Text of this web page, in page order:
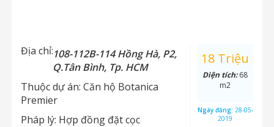
Địa chỉ:108-112B-114 Hồng Hà, P2,
Q.Tân Bình, Tp. HCM
Thuộc dự án: Căn hộ Botanica
Premier
Pháp lý: Hợp đồng đặt cọc
18 Triệu
Diện tích:68
m2
Ngày đăng: 28-05-
2019